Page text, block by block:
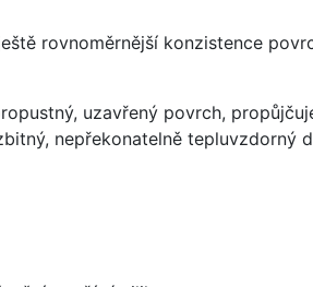
rovnoměrnější konzistence
uzavřený povrch,
nepřekonatelně tepluvzdorný